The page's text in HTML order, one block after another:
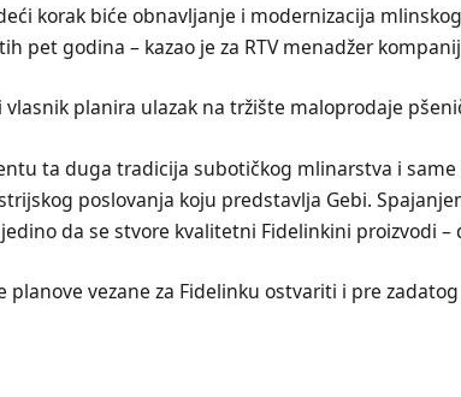
korak biće obnavljanje i modernizacija
pet godina – kazao je za RTV menadžer
vlasnik planira ulazak na tržište maloprodaje
ta duga tradicija subotičkog mlinarstva i
poslovanja koju predstavlja Gebi.
da se stvore kvalitetni Fidelinkini proizvodi –
planove vezane za Fidelinku ostvariti i pre